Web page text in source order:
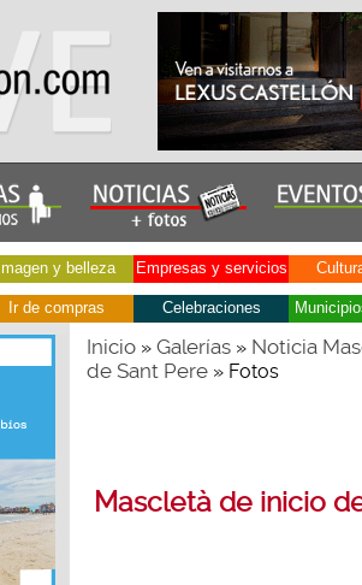
Imagen y belleza Empresas y servicios
Ir de compras Celebraciones
Inicio» Galerías» Noticia
de Sant Pere» Fotos
Mascletà de inicio